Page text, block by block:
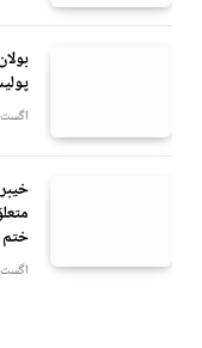
اگست 7, 2026
ختم
اگست 7, 2026